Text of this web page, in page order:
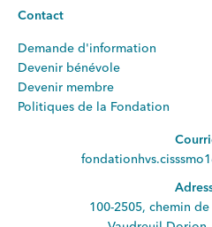
Contact
Demande d'information
Devenir bénévole
Devenir membre
Politiques de la Fondation
100-2505, chemin